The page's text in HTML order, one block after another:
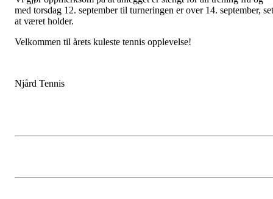
med torsdag 12. september til turneringen er over 14. september,
at været holder.
Velkommen til årets kuleste tennis opplevelse!
Njård Tennis